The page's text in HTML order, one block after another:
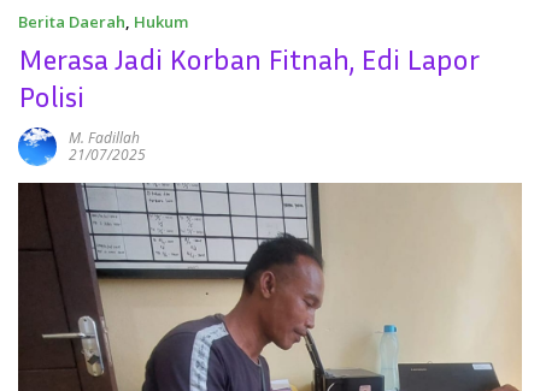
Berita Daerah, Hukum
Merasa Jadi Korban Fitnah, Edi Lapor
Polisi
M. Fadillah
21/07/2025